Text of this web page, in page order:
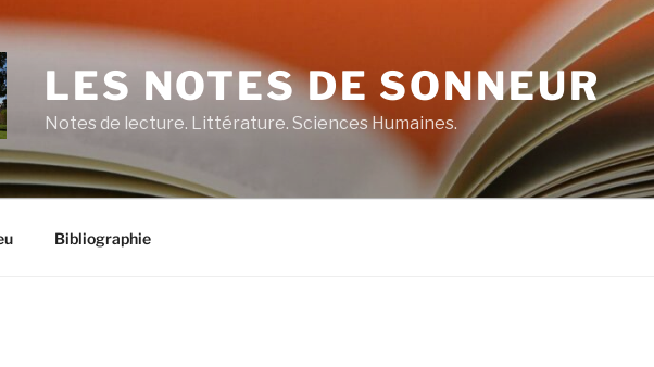
LES NOTES DE SONNEUR
Notes de lecture. Littérature. Sciences Humaines.
Bibliographie